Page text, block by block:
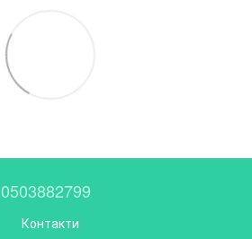
0503882799
Контакти